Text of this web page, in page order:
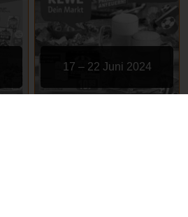
17 – 22 Juni 2024